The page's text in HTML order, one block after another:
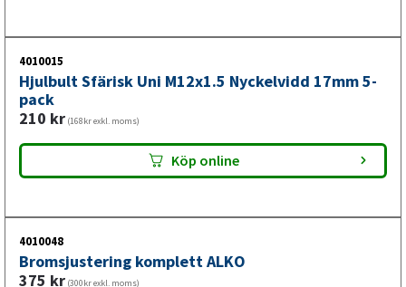
4010015
Hjulbult Sfärisk Uni M12x1.5 Nyckelvidd 17mm 5-
pack
210 kr (168kr exkl. moms)
Köp online
4010048
Bromsjustering komplett ALKO
375 kr (300kr exkl. moms)